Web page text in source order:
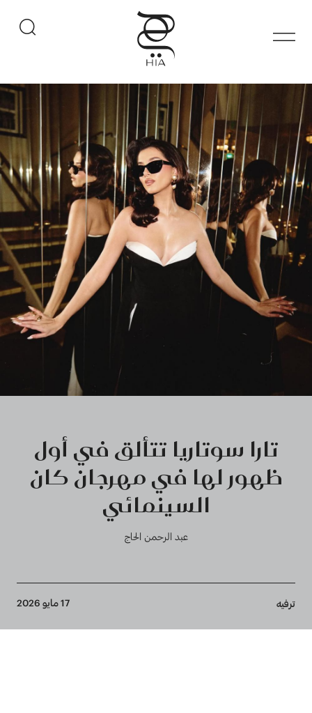
تارا سوتاريا تتألق في أول
ظهور لها في مهرجان كان
السينمائي
عبد الرحمن الحاج
Breadcrumb
ترفيه 17 مايو 2026